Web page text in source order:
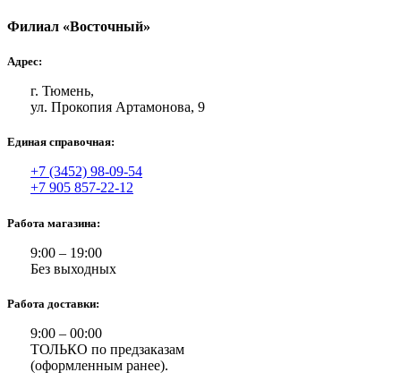
Филиал «Восточный»
Адрес:
г. Тюмень,
ул. Прокопия Артамонова, 9
Единая справочная:
+7 (3452) 98-09-54
+7 905 857-22-12
Работа магазина:
9:00 – 19:00
Без выходных
Работа доставки:
9:00 – 00:00
ТОЛЬКО по предзаказам
(оформленным ранее).